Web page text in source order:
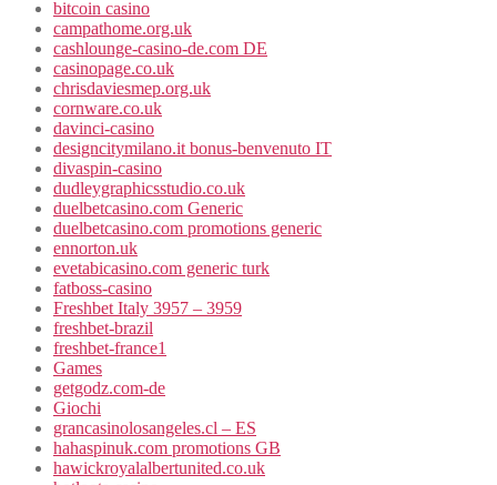
bitcoin casino
campathome.org.uk
cashlounge-casino-de.com DE
casinopage.co.uk
chrisdaviesmep.org.uk
cornware.co.uk
davinci-casino
designcitymilano.it bonus-benvenuto IT
divaspin-casino
dudleygraphicsstudio.co.uk
duelbetcasino.com Generic
duelbetcasino.com promotions generic
ennorton.uk
evetabicasino.com generic turk
fatboss-casino
Freshbet Italy 3957 – 3959
freshbet-brazil
freshbet-france1
Games
getgodz.com-de
Giochi
grancasinolosangeles.cl – ES
hahaspinuk.com promotions GB
hawickroyalalbertunited.co.uk